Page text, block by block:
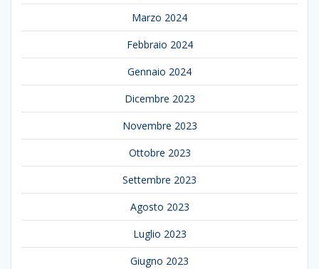
Marzo 2024
Febbraio 2024
Gennaio 2024
Dicembre 2023
Novembre 2023
Ottobre 2023
Settembre 2023
Agosto 2023
Luglio 2023
Giugno 2023